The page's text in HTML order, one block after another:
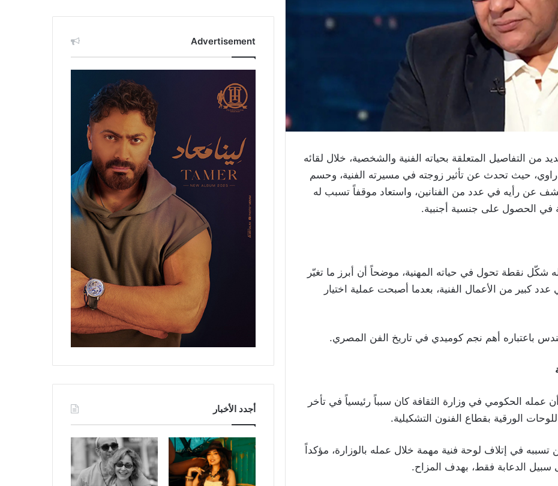
من التفاصيل المتعلقة بحياته الفنية والشخصية، خلال لقائه
حيث تحدث عن تأثير زوجته في مسيرته الفنية، وحسم
عن رأيه في عدد من الفنانين، واستعاد موقفاً تسبب له
في الحصول على جنسية أجنبية.
شكّل نقطة تحول في حياته المهنية، موضحاً أن أبرز ما تغيّر
كبير من الأعمال الفنية، بعدما أصبحت عملية اختيار
باعتباره أهم نجم كوميدي في تاريخ الفن المصري.
عمله الحكومي في وزارة الثقافة كان سبباً رئيسياً في تأخر
الورقية بقطاع الفنون التشكيلية.
في إتلاف لوحة فنية مهمة خلال عمله بالوزارة، مؤكداً
سبيل الدعابة فقط، بهدف المزاح.
Advertisement
أجدد الأخبار